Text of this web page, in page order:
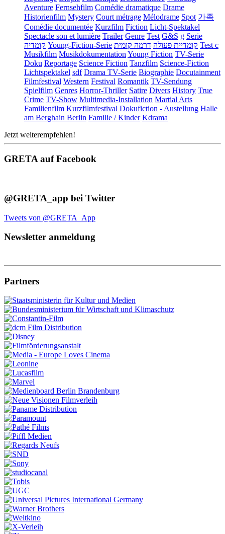
Aventure Fernsehfilm Comédie dramatique Drame
Historienfilm Mystery Court métrage Mélodrame Spot 가족
Comédie documentée Kurzfilm Fiction Licht-Spektakel
Spectacle son et lumière Trailer Genre Test G&S g Serie
קומדיה Young-Fiction-Serie קומדיית פעולה דרמה קומית
Test c
Musikfilm Musikdokumentation Young Fiction TV-Serie
Doku Reportage Science Fiction Tanzfilm Science-Fiction
Lichtspektakel sdf Drama TV-Serie Biographie Docutainment
Filmfestival Western Festival Romantik TV-Sendung
Spielfilm Genres Horror-Thriller Satire Divers History True
Crime TV-Show Multimedia-Installation Martial Arts
Familienfilm Kurzfilmfestival Dokufiction - Austellung Halle
am Berghain Berlin Familie / Kinder Kdrama
Jetzt weiterempfehlen!
GRETA auf Facebook
@GRETA_app bei Twitter
Tweets von @GRETA_App
Newsletter anmeldung
Partners